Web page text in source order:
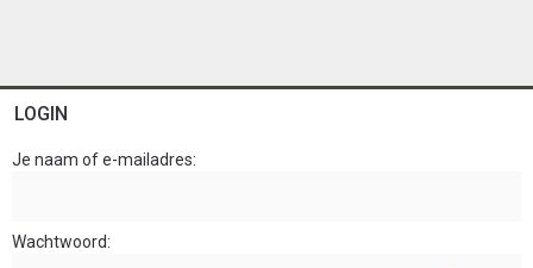
LOGIN
Je naam of e-mailadres
Wachtwoord